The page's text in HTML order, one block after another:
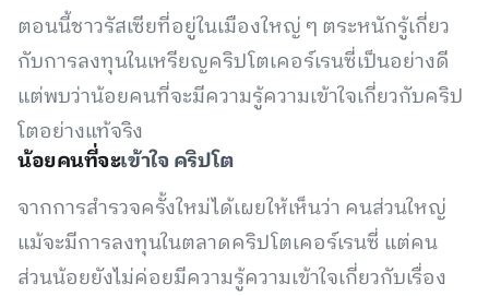
ตอนนี้ชาวรัสเซียที่อยู่ในเมืองใหญ่ ๆ ตระหนักรู้เกี่ยว
กับการลงทุนในเหรียญคริปโตเคอร์เรนซี่เป็นอย่างดี
แต่พบว่าน้อยคนที่จะมีความรู้ความเข้าใจเกี่ยวกับคริป
โตอย่างแท้จริง
น้อยคนที่จะเข้าใจ คริปโต
จากการสำรวจครั้งใหม่ได้เผยให้เห็นว่า คนส่วนใหญ่
แม้จะมีการลงทุนในตลาดคริปโตเคอร์เรนซี่ แต่คน
ส่วนน้อยยังไม่ค่อยมีความรู้ความเข้าใจเกี่ยวกับเรื่อง